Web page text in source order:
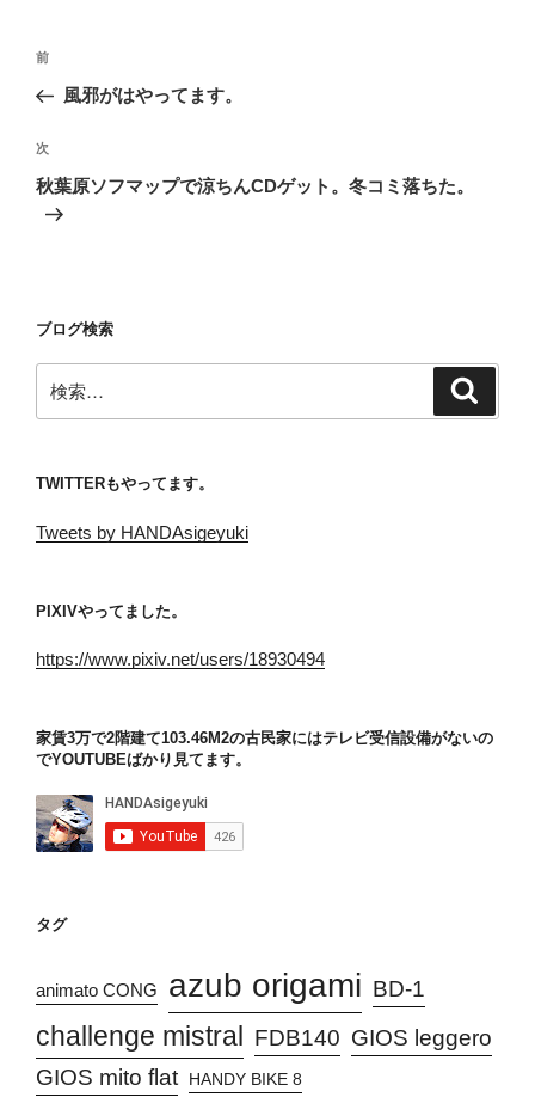
投
ナ
ビ
ゲ
ー
前
の
稿
前
風邪がはやってます。
次
の
次
秋葉原ソフマップで涼ちんCDゲット。冬コミ落ちた。
ブログ検索
索:
TWITTERもやってます。
Tweets by HANDAsigeyuki
PIXIVやってました。
https://www.pixiv.net/users/18930494
家賃3万で2階建て103.46M2の古民家にはテレビ受信設備がないの
でYOUTUBEばかり見てます。
タグ
animato CONG azub origami BD-1
challenge mistral FDB140 GIOS leggero
GIOS mito flat
HANDY BIKE 8